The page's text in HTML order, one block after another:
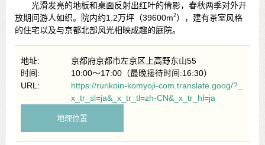
光滑发亮的地板和桌面反射出红叶的倩影，春秋两季对外开
放期间游人如织。院内约1.2万坪（39600m2），建有茶室风格
的住宅以及与京都北部风光相映成趣的庭院。
地址:
京都府京都市左京区上高野东山55
时间:
10:00～17:00（最晚接待时间:16:30）
URL:
https://rurikoin-komyoji-com.translate.goog/?_
x_tr_sl=ja&_x_tr_tl=zh-CN&_x_tr_hl=ja
地理位置